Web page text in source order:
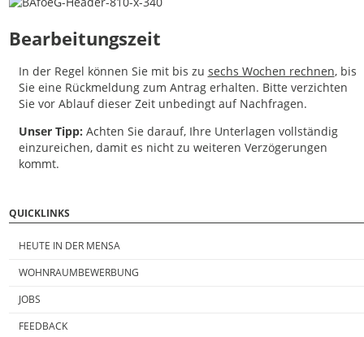
Bearbeitungszeit
In der Regel können Sie mit bis zu sechs Wochen rechnen, bis
Sie eine Rückmeldung zum Antrag erhalten. Bitte verzichten
Sie vor Ablauf dieser Zeit unbedingt auf Nachfragen.
Unser Tipp: Achten Sie darauf, Ihre Unterlagen vollständig
einzureichen, damit es nicht zu weiteren Verzögerungen
kommt.
QUICKLINKS
HEUTE IN DER MENSA
WOHNRAUMBEWERBUNG
JOBS
FEEDBACK